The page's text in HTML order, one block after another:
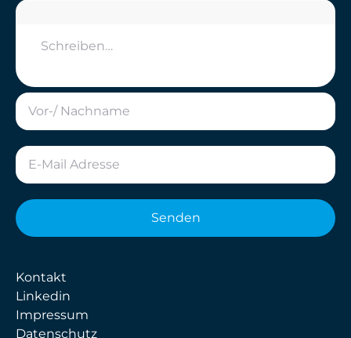
Senden
Kontakt
Linkedin
Impressum
Datenschutz